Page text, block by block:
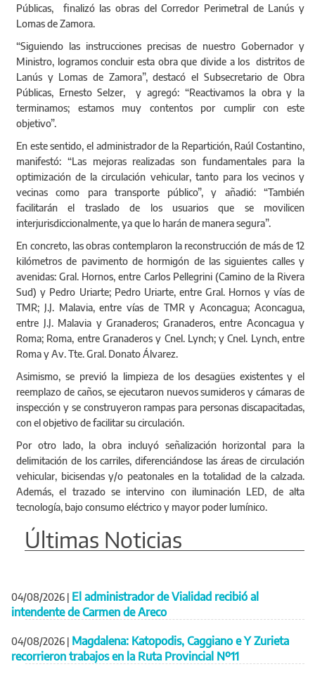
Públicas, finalizó las obras del Corredor Perimetral de Lanús y
Lomas de Zamora.
“Siguiendo las instrucciones precisas de nuestro Gobernador y
Ministro, logramos concluir esta obra que divide a los distritos de
Lanús y Lomas de Zamora”, destacó el Subsecretario de Obra
Públicas, Ernesto Selzer, y agregó: “Reactivamos la obra y la
terminamos; estamos muy contentos por cumplir con este
objetivo”.
En este sentido, el administrador de la Repartición, Raúl Costantino,
manifestó: “Las mejoras realizadas son fundamentales para la
optimización de la circulación vehicular, tanto para los vecinos y
vecinas como para transporte público”, y añadió: “También
facilitarán el traslado de los usuarios que se movilicen
interjurisdiccionalmente, ya que lo harán de manera segura”.
En concreto, las obras contemplaron la reconstrucción de más de 12
kilómetros de pavimento de hormigón de las siguientes calles y
avenidas: Gral. Hornos, entre Carlos Pellegrini (Camino de la Rivera
Sud) y Pedro Uriarte; Pedro Uriarte, entre Gral. Hornos y vías de
TMR; J.J. Malavia, entre vías de TMR y Aconcagua; Aconcagua,
entre J.J. Malavia y Granaderos; Granaderos, entre Aconcagua y
Roma; Roma, entre Granaderos y Cnel. Lynch; y Cnel. Lynch, entre
Roma y Av. Tte. Gral. Donato Álvarez.
Asimismo, se previó la limpieza de los desagües existentes y el
reemplazo de caños, se ejecutaron nuevos sumideros y cámaras de
inspección y se construyeron rampas para personas discapacitadas,
con el objetivo de facilitar su circulación.
Por otro lado, la obra incluyó señalización horizontal para la
delimitación de los carriles, diferenciándose las áreas de circulación
vehicular, bicisendas y/o peatonales en la totalidad de la calzada.
Además, el trazado se intervino con iluminación LED, de alta
tecnología, bajo consumo eléctrico y mayor poder lumínico.
Últimas Noticias
04/08/2026 | El administrador de Vialidad recibió al
intendente de Carmen de Areco
04/08/2026 | Magdalena: Katopodis, Caggiano e Y Zurieta
recorrieron trabajos en la Ruta Provincial Nº11